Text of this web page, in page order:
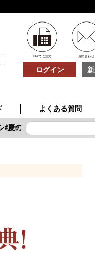
FAXでご注文 お問合わせ
ログイン
よくある質問
夏の贈り物
ーズ